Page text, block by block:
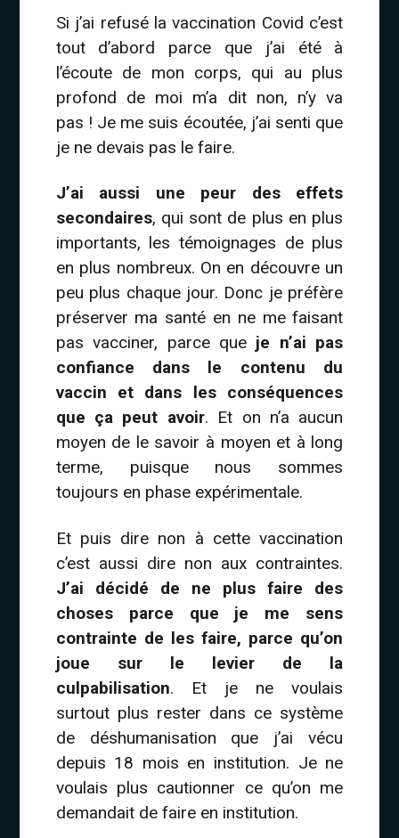
Si j’ai refusé la vaccination Covid c’est
tout d’abord parce que j’ai été à
l’écoute de mon corps, qui au plus
profond de moi m’a dit non, n’y va
pas ! Je me suis écoutée, j’ai senti que
je ne devais pas le faire.
J’ai aussi une peur des effets
secondaires, qui sont de plus en plus
importants, les témoignages de plus
en plus nombreux. On en découvre un
peu plus chaque jour. Donc je préfère
préserver ma santé en ne me faisant
pas vacciner, parce que je n’ai pas
confiance dans le contenu du
vaccin et dans les conséquences
que ça peut avoir. Et on n’a aucun
moyen de le savoir à moyen et à long
terme, puisque nous sommes
toujours en phase expérimentale.
Et puis dire non à cette vaccination
c’est aussi dire non aux contraintes.
J’ai décidé de ne plus faire des
choses parce que je me sens
contrainte de les faire, parce qu’on
joue sur le levier de la
culpabilisation. Et je ne voulais
surtout plus rester dans ce système
de déshumanisation que j’ai vécu
depuis 18 mois en institution. Je ne
voulais plus cautionner ce qu’on me
demandait de faire en institution.